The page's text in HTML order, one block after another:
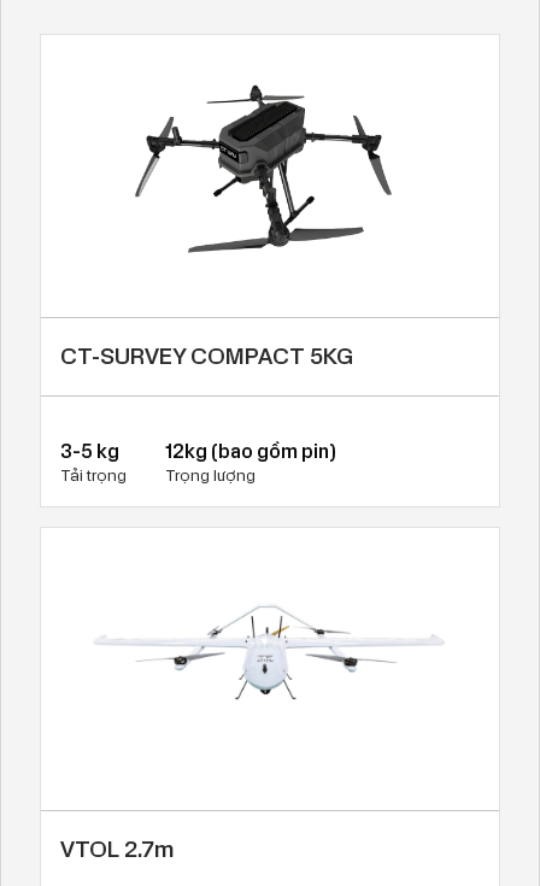
CT-SURVEY COMPACT 5KG
3-5 kg
Tải trọng
12kg (bao gồm pin)
Trọng lượng
VTOL 2.7m